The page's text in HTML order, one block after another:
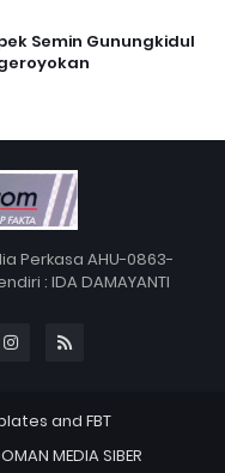
Semin Gunungkidul
Perkasa AHU-0863-
: IDA DAMAYANTI
and FBT
MEDIA SIBER